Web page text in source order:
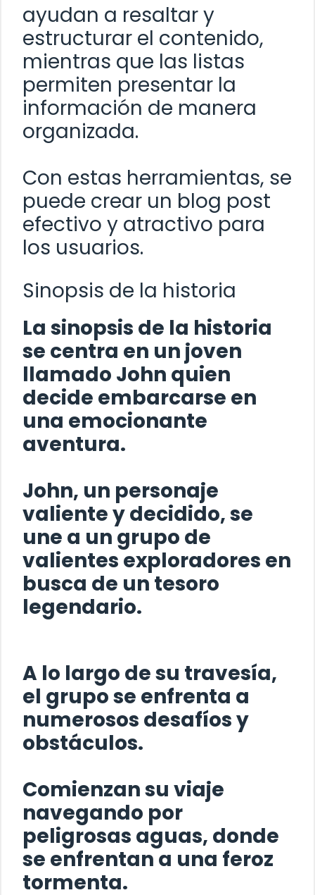
ayudan a resaltar y
estructurar el contenido,
mientras que las listas
permiten presentar la
información de manera
organizada.
Con estas herramientas, se
puede crear un blog post
efectivo y atractivo para
los usuarios.
Sinopsis de la historia
La sinopsis de la historia
se centra en un joven
llamado John quien
decide embarcarse en
una emocionante
aventura.
John, un personaje
valiente y decidido, se
une a un grupo de
valientes exploradores en
busca de un tesoro
legendario.
A lo largo de su travesía,
el grupo se enfrenta a
numerosos desafíos y
obstáculos.
Comienzan su viaje
navegando por
peligrosas aguas, donde
se enfrentan a una feroz
tormenta.